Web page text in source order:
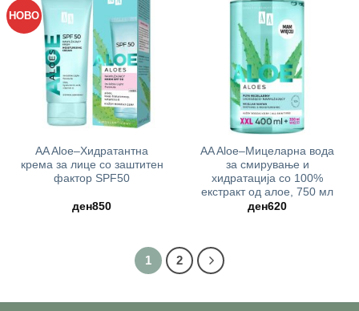
НОВО
AA Aloe–Хидратантна
крема за лице со заштитен
фактор SPF50
ден850
AA Aloe–Мицеларна вода
за смирување и
хидратација со 100%
екстракт од алое, 750 мл
ден620
1 2